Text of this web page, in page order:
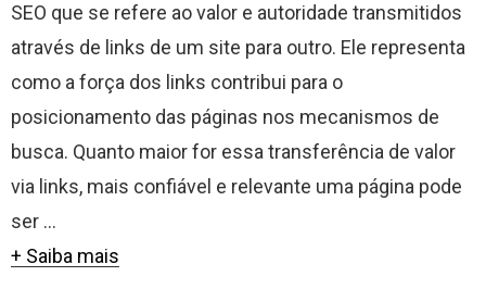
SEO que se refere ao valor e autoridade transmitidos
através de links de um site para outro. Ele representa
como a força dos links contribui para o
posicionamento das páginas nos mecanismos de
busca. Quanto maior for essa transferência de valor
via links, mais confiável e relevante uma página pode
ser ...
+ Saiba mais